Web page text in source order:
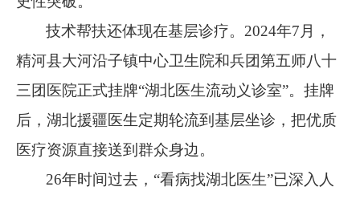
技术帮扶还体现在基层诊疗。 2024年7 月，
精河县大河沿子镇中心卫生院和兵团第五师八十
三团医院正式挂牌“湖北医生流动义诊室”。挂牌
后，湖北援疆医生定期轮流到基层坐诊，把优质
医疗资源直接送到群众身边。
26年时间过去， “看病找湖北医生”已深入人